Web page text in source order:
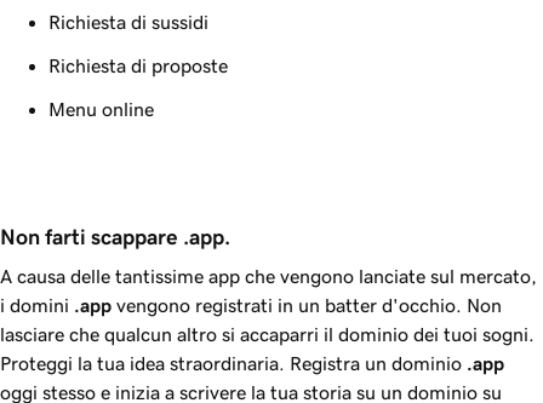
Richiesta di sussidi
Richiesta di proposte
Menu online
Non farti scappare .app.
A causa delle tantissime app che vengono lanciate sul mercato,
i domini .app vengono registrati in un batter d'occhio. Non
lasciare che qualcun altro si accaparri il dominio dei tuoi sogni.
Proteggi la tua idea straordinaria. Registra un dominio .app
oggi stesso e inizia a scrivere la tua storia su un dominio su